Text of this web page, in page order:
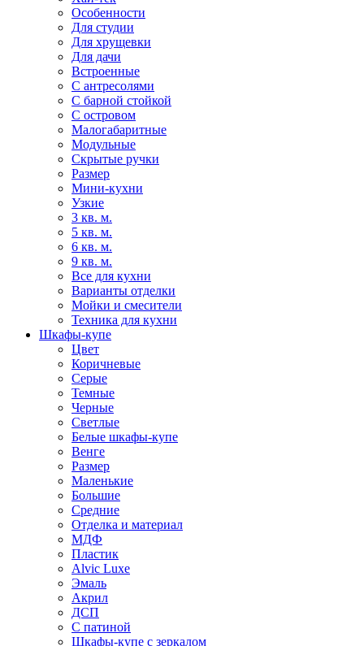
Особенности
Для студии
Для хрущевки
Для дачи
Встроенные
С антресолями
С барной стойкой
С островом
Малогабаритные
Модульные
Скрытые ручки
Размер
Мини-кухни
Узкие
3 кв. м.
5 кв. м.
6 кв. м.
9 кв. м.
Все для кухни
Варианты отделки
Мойки и смесители
Техника для кухни
Шкафы-купе
Цвет
Коричневые
Серые
Темные
Черные
Светлые
Белые шкафы-купе
Венге
Размер
Маленькие
Большие
Средние
Отделка и материал
МДФ
Пластик
Alvic Luxe
Эмаль
Акрил
ДСП
С патиной
Шкафы-купе с зеркалом